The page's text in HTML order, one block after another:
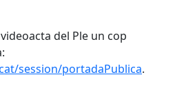
del Ple un cop
session/portadaPublica.